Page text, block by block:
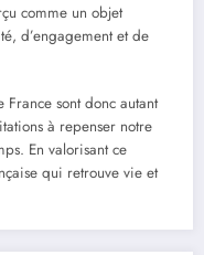
comme un objet
d’engagement et de
France sont donc autant
à repenser notre
En valorisant ce
qui retrouve vie et